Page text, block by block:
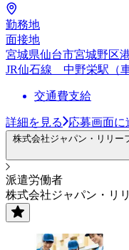
勤務地
面接地
宮城県仙台市宮城野区
JR仙石線 中野栄駅（車
交通費支給
詳細を見る 応募画面に
株式会社ジャパン・リリー
派遣労働者
株式会社ジャパン・リ